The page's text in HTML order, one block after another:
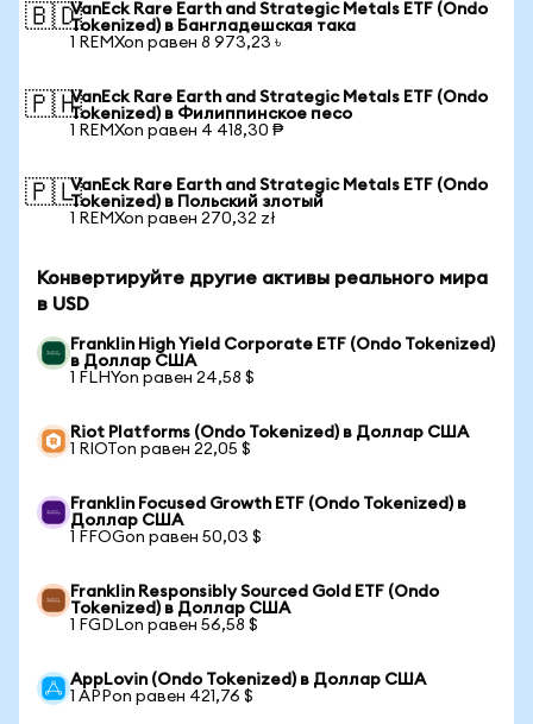
🇧🇩VanEck Rare Earth and Strategic Metals ETF (Ondo
Tokenized) в Бангладешская така
1 REMXon равен 8 973,23 ৳
🇵🇭VanEck Rare Earth and Strategic Metals ETF (Ondo
Tokenized) в Филиппинское песо
1 REMXon равен 4 418,30 ₱
🇵🇱VanEck Rare Earth and Strategic Metals ETF (Ondo
Tokenized) в Польский злотый
1 REMXon равен 270,32 zł
Конвертируйте другие активы реального мира
в USD
Franklin High Yield Corporate ETF (Ondo Tokenized)
в Доллар США
1 FLHYon равен 24,58 $
Riot Platforms (Ondo Tokenized) в Доллар США
1 RIOTon равен 22,05 $
Franklin Focused Growth ETF (Ondo Tokenized) в
Доллар США
1 FFOGon равен 50,03 $
Franklin Responsibly Sourced Gold ETF (Ondo
Tokenized) в Доллар США
1 FGDLon равен 56,58 $
AppLovin (Ondo Tokenized) в Доллар США
1 APPon равен 421,76 $